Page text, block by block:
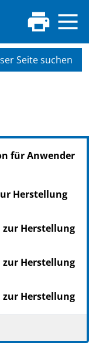
Seite suchen
für Anwender
Herstellung
zur Herstellung
zur Herstellung
zur Herstellung
Herstellung